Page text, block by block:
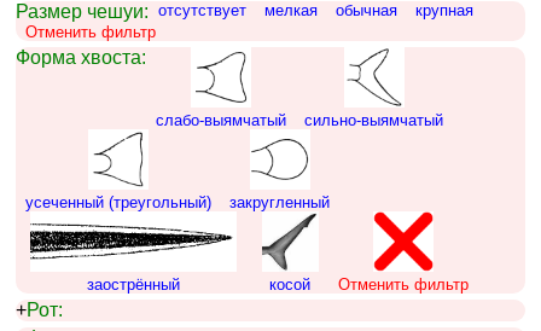
Размер чешуи: отсутствует мелкая обычная
крупная
Отменить фильтр
Форма хвоста:
слабо-выямчатый сильно-выямчатый
усеченный (треугольный) закругленный
заострённый косой Отменить фильтр
+Рот: